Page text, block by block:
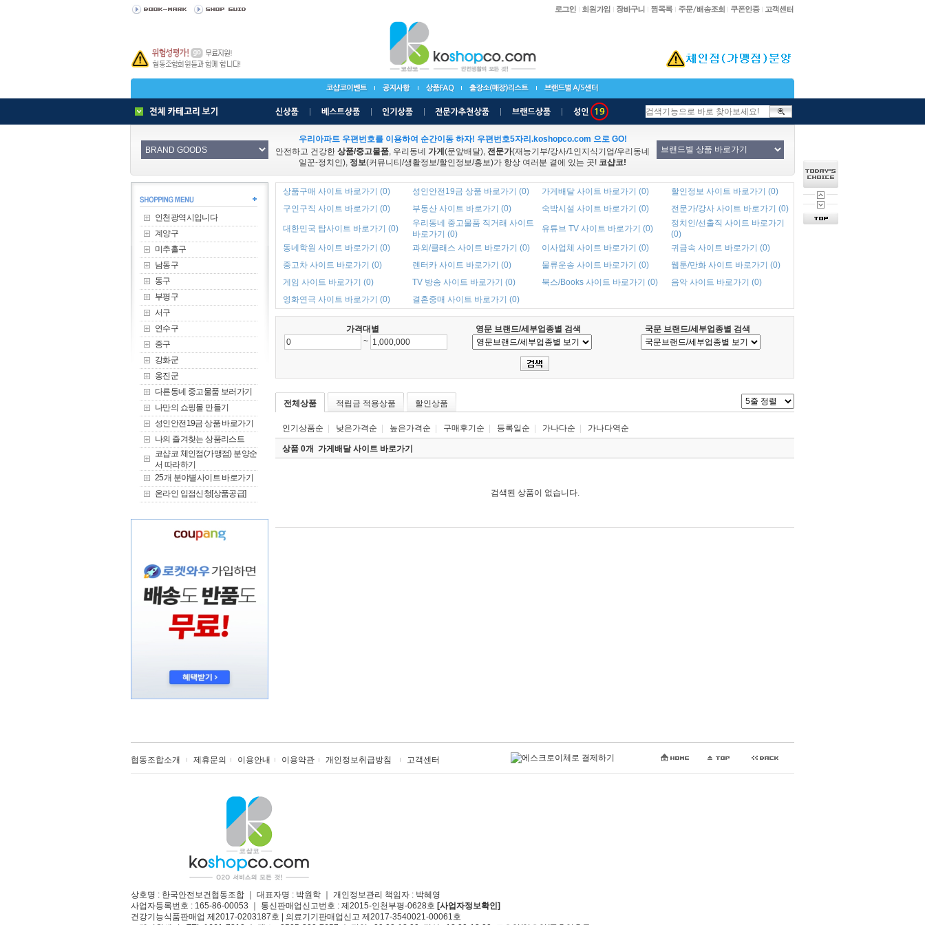
우리아파트 우편번호를 이용하여 순간이동 하자! 우편번호5자리.koshopco.com 으로 GO!
안전하고 건강한 상품/중고물품, 우리동네 가게 (문앞배달), 전문가(재능기부/강사/1인지식기업/우리동네
일꾼-정치인), 정보(커뮤니티/생활정보/할인정보/홍보)가 항상 여러분 곁에 있는 곳! 코샵코!
인천광역시입니다
계양구
미추홀구
남동구
동구
부평구
서구
연수구
중구
강화군
옹진군
다른동네 중고물품 보러가기
나만의 쇼핑몰 만들기
성인안전19금 상품 바로가기
나의 즐겨찾는 상품리스트
코샵코 체인점(가맹점) 분양순
서 따라하기
25개 분야별사이트 바로가기
온라인 입점신청[상품공급]
상품구매 사이트 바로가기 (0) 성인안전19금 상품 바로가기 (0) 가게배달 사이트 바로가기 (0)
할인정보 사이트 바로가기 (0)
구인구직 사이트 바로가기 (0)
부동산 사이트 바로가기 (0) 숙박시설 사이트 바로가기 (0) 전문가/강사 사이트 바로가기 (0)
대한민국 탑사이트 바로가기 (0)
우리동네 중고물품 직거래 사이트
바로가기 (0)
유튜브 TV 사이트 바로가기 (0)
정치인/선출직 사이트 바로가기
(0)
동네학원 사이트 바로가기 (0)
과외/클래스 사이트 바로가기 (0) 이사업체 사이트 바로가기 (0)
귀금속 사이트 바로가기 (0)
중고차 사이트 바로가기 (0)
렌터카 사이트 바로가기 (0) 물류운송 사이트 바로가기 (0)
웹툰/만화 사이트 바로가기 (0)
게임 사이트 바로가기 (0)
TV 방송 사이트 바로가기 (0) 북스/Books 사이트 바로가기 (0)
음악 사이트 바로가기 (0)
영화연극 사이트 바로가기 (0)
결혼중매 사이트 바로가기 (0)
가격대별 영문 브랜드/세부업종별 검색
국문 브랜드/세부업종별 검색
~
전체상품 적립금 적용상품 할인상품
인기상품순 낮은가격순 높은가격순 구매후기순 등록일순 가나다순 가나다역순
상품 0개 가게배달 사이트 바로가기
검색된 상품이 없습니다.
협동조합소개 제휴문의 이용안내 이용약관 개인정보취급방침 고객센터
상호명 : 한국안전보건협동조합 ｜ 대표자명 : 박원학 ｜ 개인정보관리 책임자 : 박혜영
사업자등록번호 : 165-86-00053 ｜ 통신판매업신고번호 : 제2015-인천부평-0628호 [사업자정보확인]
건강기능식품판매업 제2017-0203187호 | 의료기기판매업신고 제2017-3540021-00061호